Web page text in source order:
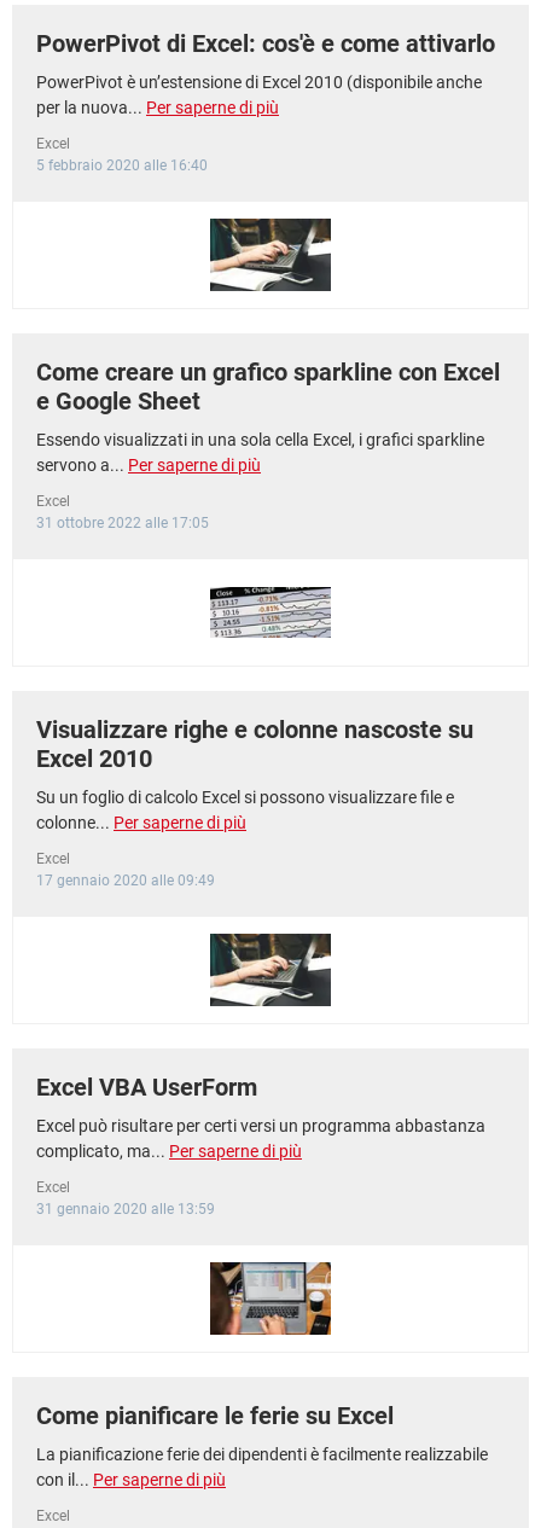
PowerPivot di Excel: cos'è e come attivarlo
PowerPivot è un’estensione di Excel 2010 (disponibile anche
per la nuova... Per saperne di più
Excel
5 febbraio 2020 alle 16:40
Come creare un grafico sparkline con Excel
e Google Sheet
Essendo visualizzati in una sola cella Excel, i grafici sparkline
servono a... Per saperne di più
Excel
31 ottobre 2022 alle 17:05
Visualizzare righe e colonne nascoste su
Excel 2010
Su un foglio di calcolo Excel si possono visualizzare file e
colonne... Per saperne di più
Excel
17 gennaio 2020 alle 09:49
Excel VBA UserForm
Excel può risultare per certi versi un programma abbastanza
complicato, ma... Per saperne di più
Excel
31 gennaio 2020 alle 13:59
Come pianificare le ferie su Excel
La pianificazione ferie dei dipendenti è facilmente realizzabile
con il... Per saperne di più
Excel